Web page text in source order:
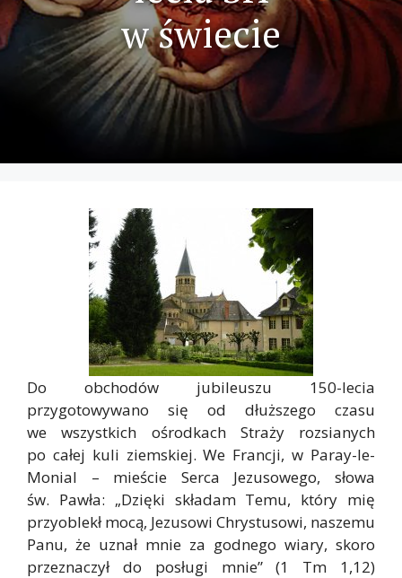
w świecie
Do obchodów jubileuszu 150-lecia
przygotowywano się od dłuższego czasu
we wszystkich ośrodkach Straży rozsianych
po całej kuli ziemskiej. We Francji, w Paray-le-
Monial – mieście Serca Jezusowego, słowa
św. Pawła: „Dzięki składam Temu, który mię
przyoblekł mocą, Jezusowi Chrystusowi, naszemu
Panu, że uznał mnie za godnego wiary, skoro
przeznaczył do posługi mnie” (1 Tm 1,12)